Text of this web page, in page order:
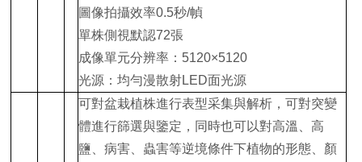
圖像拍攝效率0.5秒/幀
單株側視默認72張
成像單元分辨率：5120×5120
光源：均勻漫散射LED面光源
可對盆栽植株進行表型采集與解析，可對突變
體進行篩選與鑒定，同時也可以對高溫、高
鹽、病害、蟲害等逆境條件下植物的形態、顏